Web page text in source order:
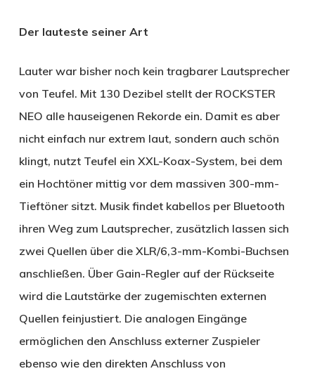
Der lauteste seiner Art
Lauter war bisher noch kein tragbarer Lautsprecher
von Teufel. Mit 130 Dezibel stellt der ROCKSTER
NEO alle hauseigenen Rekorde ein. Damit es aber
nicht einfach nur extrem laut, sondern auch schön
klingt, nutzt Teufel ein XXL-Koax-System, bei dem
ein Hochtöner mittig vor dem massiven 300-mm-
Tieftöner sitzt. Musik findet kabellos per Bluetooth
ihren Weg zum Lautsprecher, zusätzlich lassen sich
zwei Quellen über die XLR/6,3-mm-Kombi-Buchsen
anschließen. Über Gain-Regler auf der Rückseite
wird die Lautstärke der zugemischten externen
Quellen feinjustiert. Die analogen Eingänge
ermöglichen den Anschluss externer Zuspieler
ebenso wie den direkten Anschluss von